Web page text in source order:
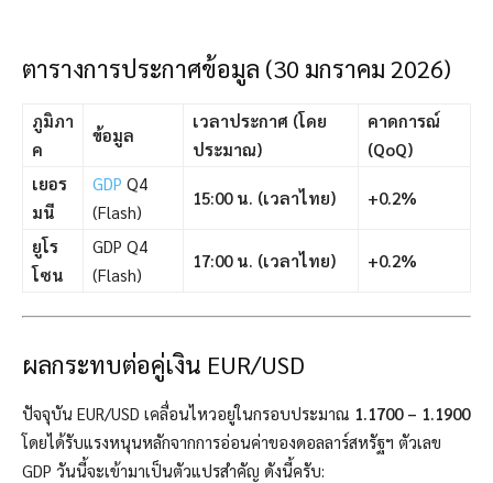
ตารางการประกาศข้อมูล (30 มกราคม 2026)
ภูมิภา
ค
ข้อมูล
เวลาประกาศ (โดย
ประมาณ)
คาดการณ์
(QoQ)
เยอร
มนี
GDP Q4
(Flash)
15:00 น. (เวลาไทย) +0.2%
ยูโร
โซน
GDP Q4
(Flash)
17:00 น. (เวลาไทย) +0.2%
ผลกระทบต่อคู่เงิน EUR/USD
ปัจจุบัน EUR/USD เคลื่อนไหวอยู่ในกรอบประมาณ 1.1700 – 1.1900
โดยได้รับแรงหนุนหลักจากการอ่อนค่าของดอลลาร์สหรัฐฯ ตัวเลข
GDP วันนี้จะเข้ามาเป็นตัวแปรสำคัญ ดังนี้ครับ: